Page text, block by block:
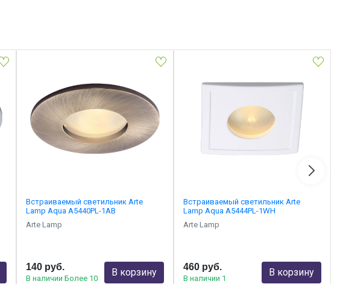
Встраиваемый светильник Arte
Lamp Aqua A5440PL-1AB
Arte Lamp
140 руб.
В наличии Более 10
В корзину
Встраиваемый светильник Arte
Lamp Aqua A5444PL-1WH
Arte Lamp
460 руб.
В наличии 1
В корзину